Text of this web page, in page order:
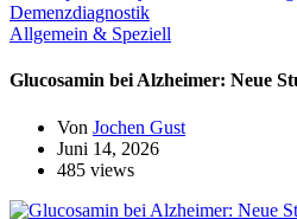
Allgemein & Speziell
Glucosamin bei Alzheimer: Neue
Von Jochen Gust
Juni 14, 2026
485 views